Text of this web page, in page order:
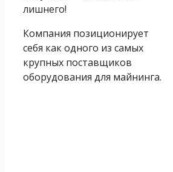
лишнего!
Компания позиционирует
себя как одного из самых
крупных поставщиков
оборудования для майнинга.